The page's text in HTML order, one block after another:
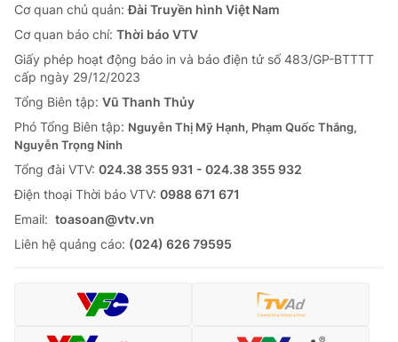
Cơ quan chủ quản:Đài Truyền hình Việt Nam
Cơ quan báo chí: Thời báo VTV
Giấy phép hoạt động báo in và báo điện tử số 483/GP-BTTTT
cấp ngày 29/12/2023
Tổng Biên tập: Vũ Thanh Thủy
Phó Tổng Biên tập: Nguyễn Thị Mỹ Hạnh, Phạm Quốc Thắng,
Nguyễn Trọng Ninh
Tổng đài VTV: 024.38 355 931 - 024.38 355 932
Ðiện thoại Thời báo VTV: 0988 671 671
Email: toasoan@vtv.vn
Liên hệ quảng cáo: (024) 626 79595